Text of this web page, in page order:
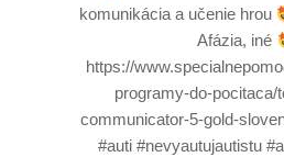
komunikácia a učenie hrou
Afázia, iné
https://
programy-do-pocitaca/
communicator-5-gold-
#auti #nevyautujautistu